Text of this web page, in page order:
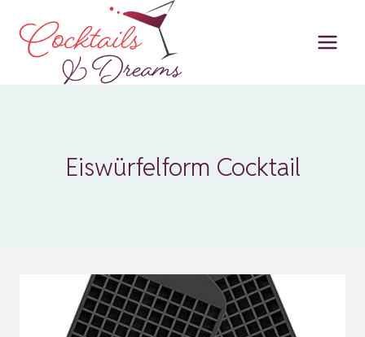
Inhalt
springen
Eiswürfelform Cocktail